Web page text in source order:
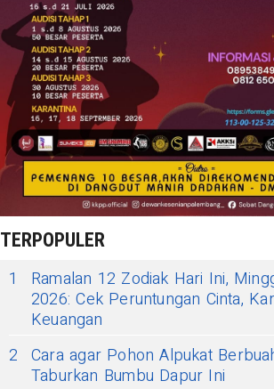
TERPOPULER
1
Ramalan 12 Zodiak Hari Ini,
2026: Cek Peruntungan Cinta,
Keuangan
2 Cara agar Pohon Alpukat
Taburkan Bumbu Dapur Ini